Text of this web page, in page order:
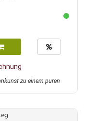
zu einem puren